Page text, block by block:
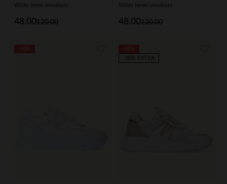
Witte leren sneakers
120.00
48.00
Witte leren sneakers
120.00
48.00
-10% EXTRA